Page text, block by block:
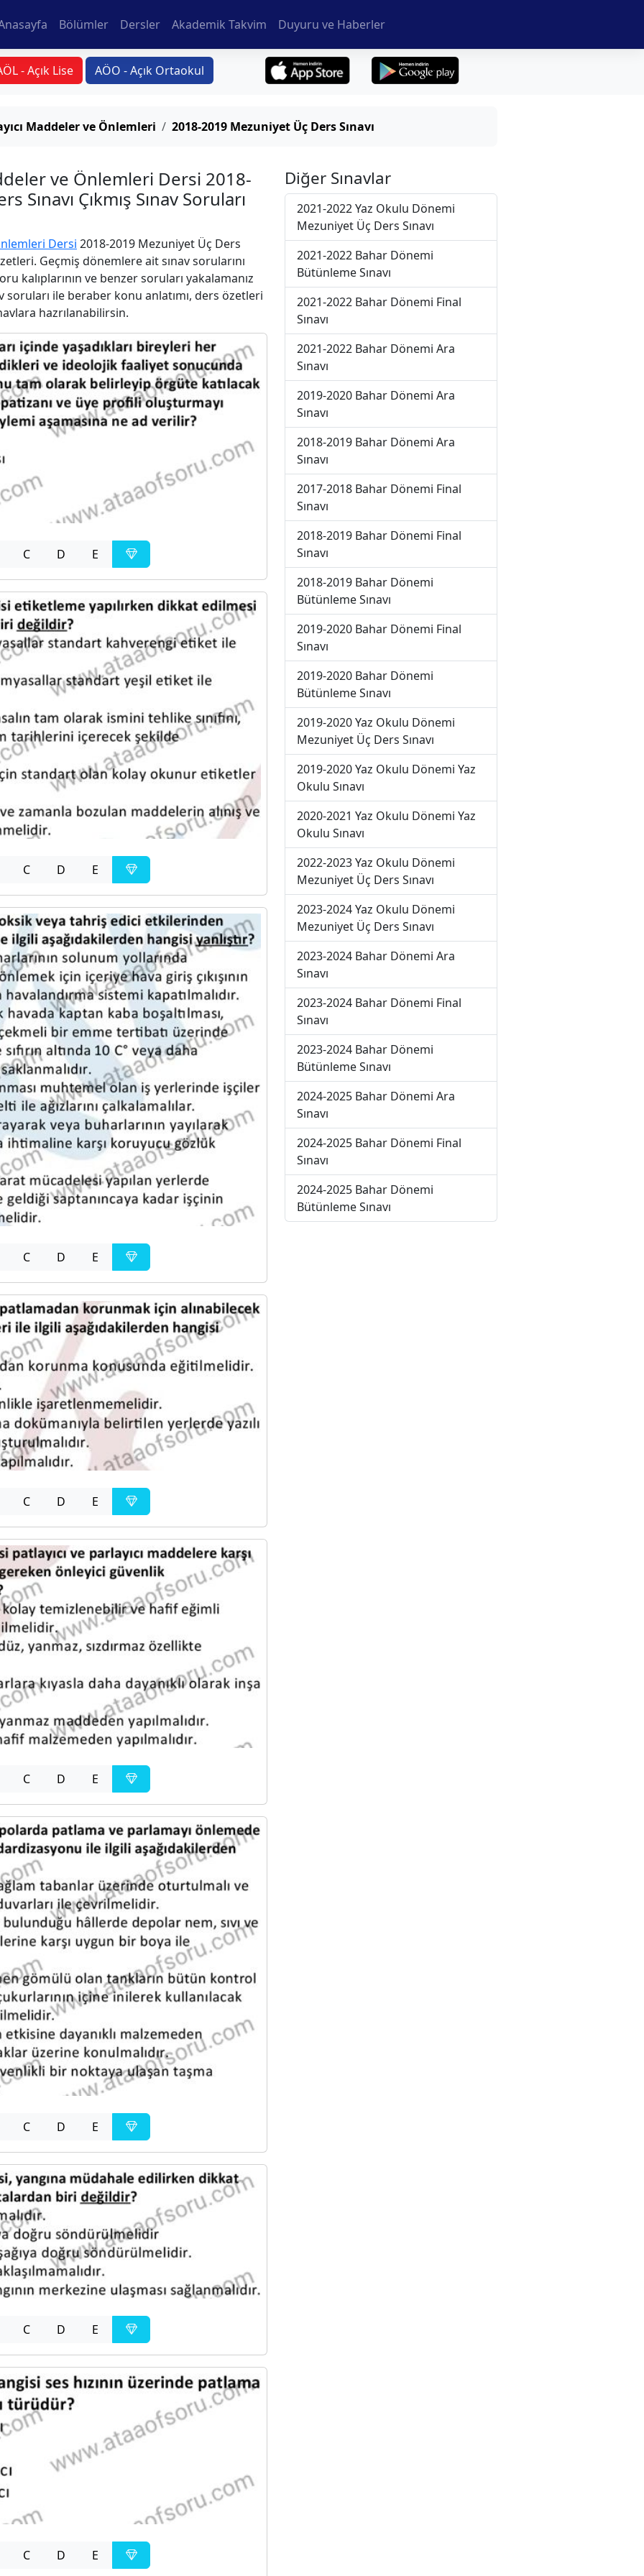
Bölümler Dersler Akademik Takvim Duyuru ve Haberler
- Açık Lise AÖO - Açık Ortaokul
Maddeler ve Önlemleri 2018-2019 Mezuniyet Üç Ders Sınavı
ve Önlemleri Dersi 2018-
Çıkmış Sınav Soruları
Dersi 2018-2019 Mezuniyet Üç Ders
Geçmiş dönemlere ait sınav sorularını
kalıplarının ve benzer soruları yakalamanız
soruları ile beraber konu anlatımı, ders özetleri
hazrılanabilirsin.
C D E
C D E
C D E
C D E
C D E
C D E
C D E
C D E
Diğer Sınavlar
2021-2022 Yaz Okulu Dönemi
Mezuniyet Üç Ders Sınavı
2021-2022 Bahar Dönemi
Bütünleme Sınavı
2021-2022 Bahar Dönemi Final
Sınavı
2021-2022 Bahar Dönemi Ara
Sınavı
2019-2020 Bahar Dönemi Ara
Sınavı
2018-2019 Bahar Dönemi Ara
Sınavı
2017-2018 Bahar Dönemi Final
Sınavı
2018-2019 Bahar Dönemi Final
Sınavı
2018-2019 Bahar Dönemi
Bütünleme Sınavı
2019-2020 Bahar Dönemi Final
Sınavı
2019-2020 Bahar Dönemi
Bütünleme Sınavı
2019-2020 Yaz Okulu Dönemi
Mezuniyet Üç Ders Sınavı
2019-2020 Yaz Okulu Dönemi Yaz
Okulu Sınavı
2020-2021 Yaz Okulu Dönemi Yaz
Okulu Sınavı
2022-2023 Yaz Okulu Dönemi
Mezuniyet Üç Ders Sınavı
2023-2024 Yaz Okulu Dönemi
Mezuniyet Üç Ders Sınavı
2023-2024 Bahar Dönemi Ara
Sınavı
2023-2024 Bahar Dönemi Final
Sınavı
2023-2024 Bahar Dönemi
Bütünleme Sınavı
2024-2025 Bahar Dönemi Ara
Sınavı
2024-2025 Bahar Dönemi Final
Sınavı
2024-2025 Bahar Dönemi
Bütünleme Sınavı